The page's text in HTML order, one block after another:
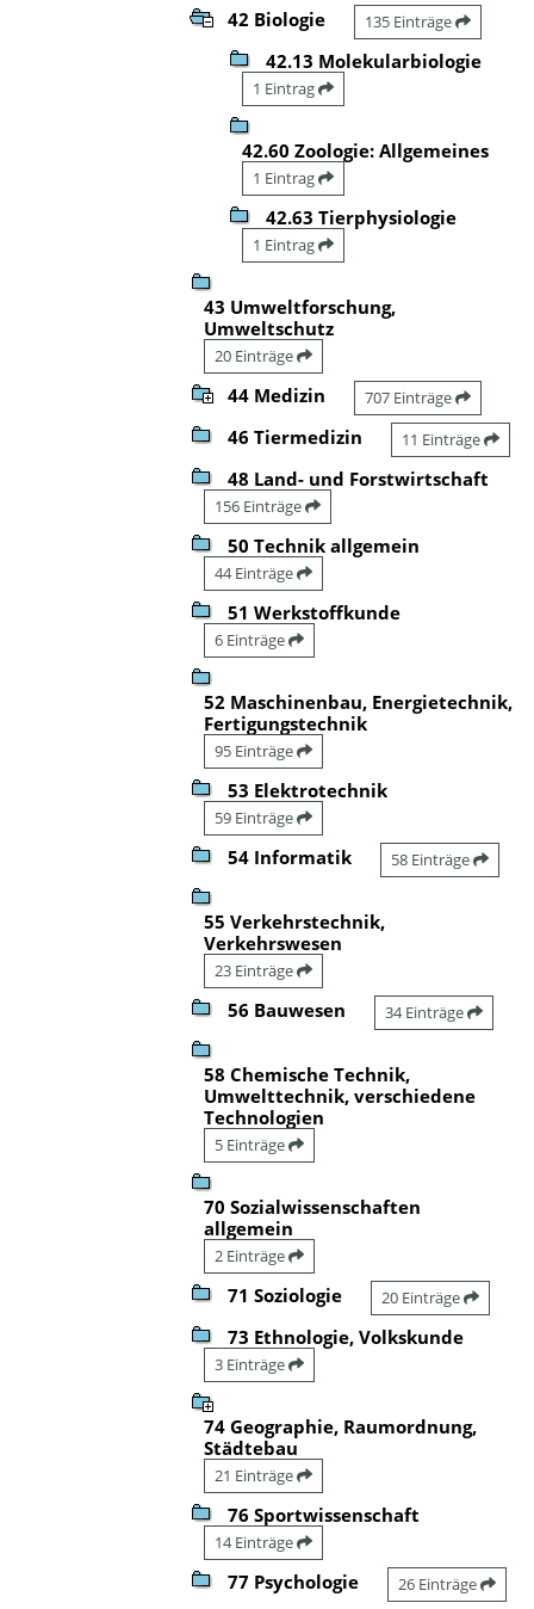
42 Biologie 135 Einträge
42.13 Molekularbiologie
1 Eintrag
42.60 Zoologie: Allgemeines
1 Eintrag
42.63 Tierphysiologie
1 Eintrag
43 Umweltforschung,
Umweltschutz
20 Einträge
44 Medizin 707 Einträge
46 Tiermedizin 11 Einträge
48 Land- und Forstwirtschaft
156 Einträge
50 Technik allgemein
44 Einträge
51 Werkstoffkunde
6 Einträge
52 Maschinenbau, Energietechnik,
Fertigungstechnik
95 Einträge
53 Elektrotechnik
59 Einträge
54 Informatik 58 Einträge
55 Verkehrstechnik,
Verkehrswesen
23 Einträge
56 Bauwesen 34 Einträge
58 Chemische Technik,
Umwelttechnik, verschiedene
Technologien
5 Einträge
70 Sozialwissenschaften
allgemein
2 Einträge
71 Soziologie 20 Einträge
73 Ethnologie, Volkskunde
3 Einträge
74 Geographie, Raumordnung,
Städtebau
21 Einträge
76 Sportwissenschaft
14 Einträge
77 Psychologie 26 Einträge